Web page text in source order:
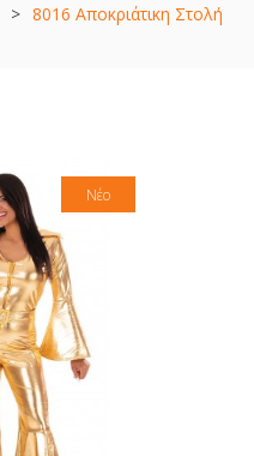
> 8016 Αποκριάτικη Στολή
Νέο